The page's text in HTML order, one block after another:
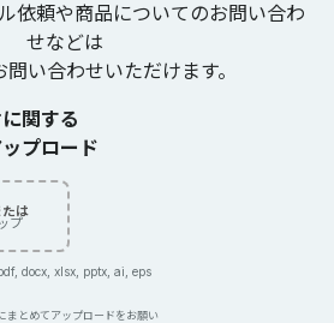
依頼や商品についてのお問い合わ
せなどは
い合わせいただけます。
関する
プロード
は
プ
docx, xlsx, pptx, ai, eps
まとめてアップロードをお願い